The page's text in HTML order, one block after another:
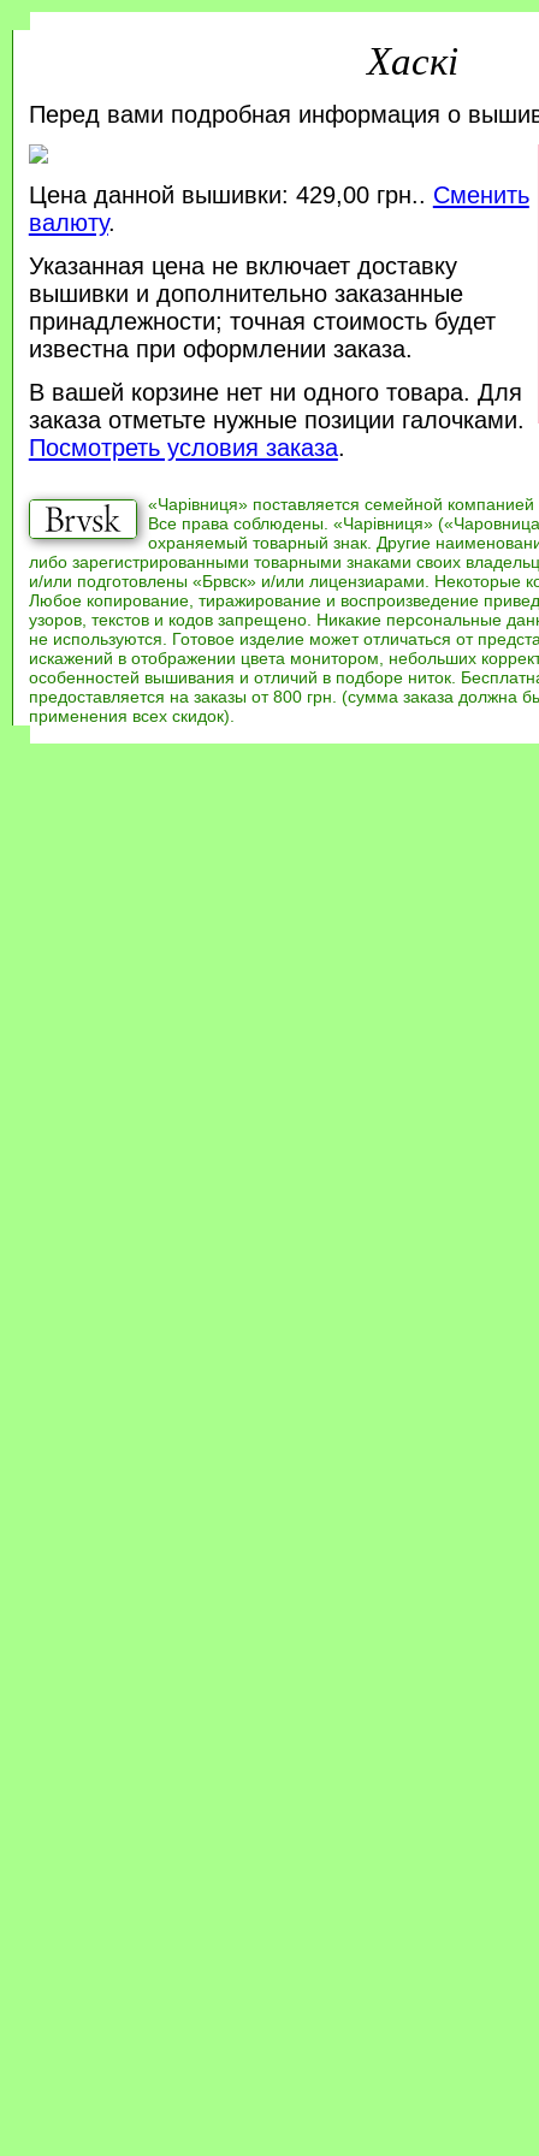
Хаскі
Перед вами подробная информация о
Цена данной вышивки: 429,00 грн.. Сменить
валюту.
Указанная цена не включает доставку
вышивки и дополнительно заказанные
принадлежности; точная стоимость будет
известна при оформлении заказа.
В вашей корзине нет ни одного товара. Для
заказа отметьте нужные позиции галочками.
Посмотреть условия заказа.
«Чарівниця» поставляется семейной компанией
Все права соблюдены. «Чарівниця»
охраняемый товарный знак. Другие
либо зарегистрированными товарными знаками своих
и/или подготовлены «Брвск» и/или лицензиарами. Некоторые
Любое копирование, тиражирование и воспроизведение
узоров, текстов и кодов запрещено. Никакие персональные
не используются. Готовое изделие может отличаться от
искажений в отображении цвета монитором, небольших
особенностей вышивания и отличий в подборе ниток.
предоставляется на заказы от 800 грн. (сумма заказа должна
применения всех скидок).